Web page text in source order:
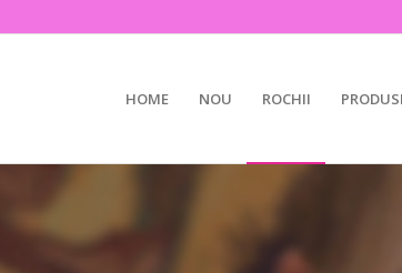
HOME NOU ROCHII